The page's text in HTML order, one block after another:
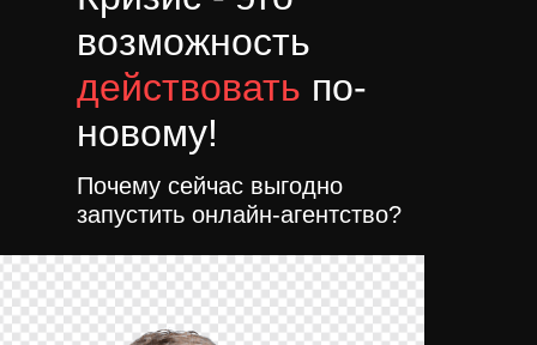
возможность
действовать по-
новому!
Почему сейчас выгодно
запустить онлайн-агентство?